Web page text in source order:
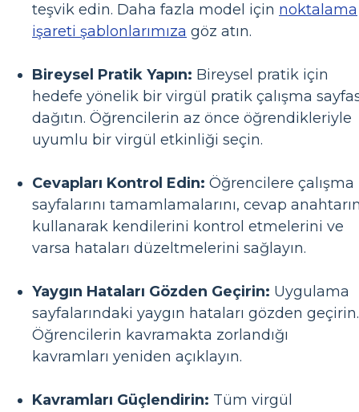
teşvik edin. Daha fazla model için noktalama
işareti şablonlarımıza göz atın.
Bireysel Pratik Yapın: Bireysel pratik için
hedefe yönelik bir virgül pratik çalışma
dağıtın. Öğrencilerin az önce öğrendikleriyle
uyumlu bir virgül etkinliği seçin.
Cevapları Kontrol Edin: Öğrencilere çalışma
sayfalarını tamamlamalarını, cevap
kullanarak kendilerini kontrol etmelerini ve
varsa hataları düzeltmelerini sağlayın.
Yaygın Hataları Gözden Geçirin: Uygulama
sayfalarındaki yaygın hataları gözden geçirin.
Öğrencilerin kavramakta zorlandığı
kavramları yeniden açıklayın.
Kavramları Güçlendirin: Tüm virgül